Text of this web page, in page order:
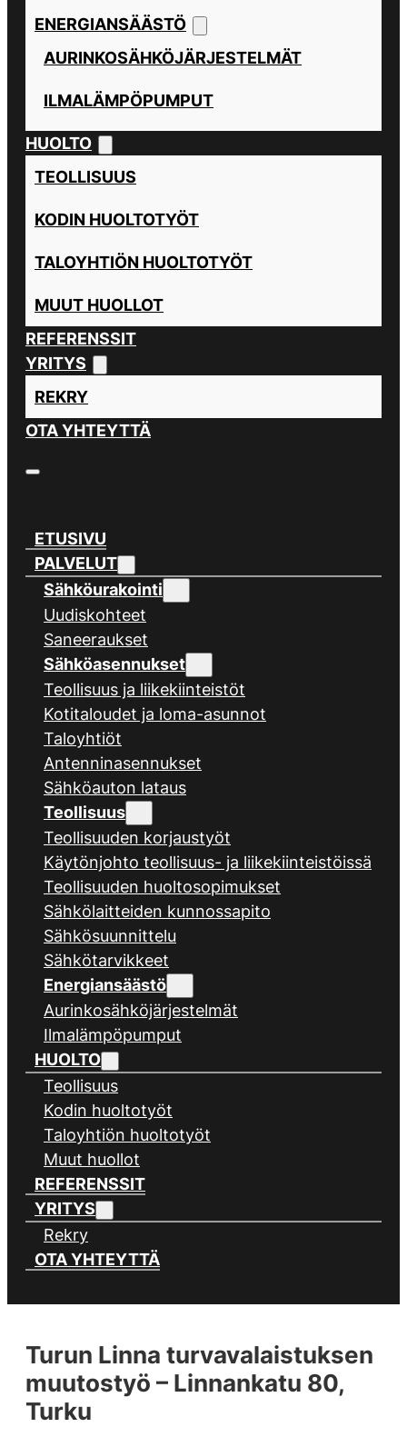
ENERGIANSÄÄSTÖ
AURINKOSÄHKÖJÄRJESTELMÄT
ILMALÄMPÖPUMPUT
HUOLTO
TEOLLISUUS
KODIN HUOLTOTYÖT
TALOYHTIÖN HUOLTOTYÖT
MUUT HUOLLOT
REFERENSSIT
YRITYS
REKRY
OTA YHTEYTTÄ
ETUSIVU
PALVELUT
Sähköurakointi
Uudiskohteet
Saneeraukset
Sähköasennukset
Teollisuus ja liikekiinteistöt
Kotitaloudet ja loma-asunnot
Taloyhtiöt
Antenninasennukset
Sähköauton lataus
Teollisuus
Teollisuuden korjaustyöt
Käytönjohto teollisuus- ja liikekiinteistöissä
Teollisuuden huoltosopimukset
Sähkölaitteiden kunnossapito
Sähkösuunnittelu
Sähkötarvikkeet
Energiansäästö
Aurinkosähköjärjestelmät
Ilmalämpöpumput
HUOLTO
Teollisuus
Kodin huoltotyöt
Taloyhtiön huoltotyöt
Muut huollot
REFERENSSIT
YRITYS
Rekry
OTA YHTEYTTÄ
Turun Linna turvavalaistuksen
muutostyö – Linnankatu 80,
Turku